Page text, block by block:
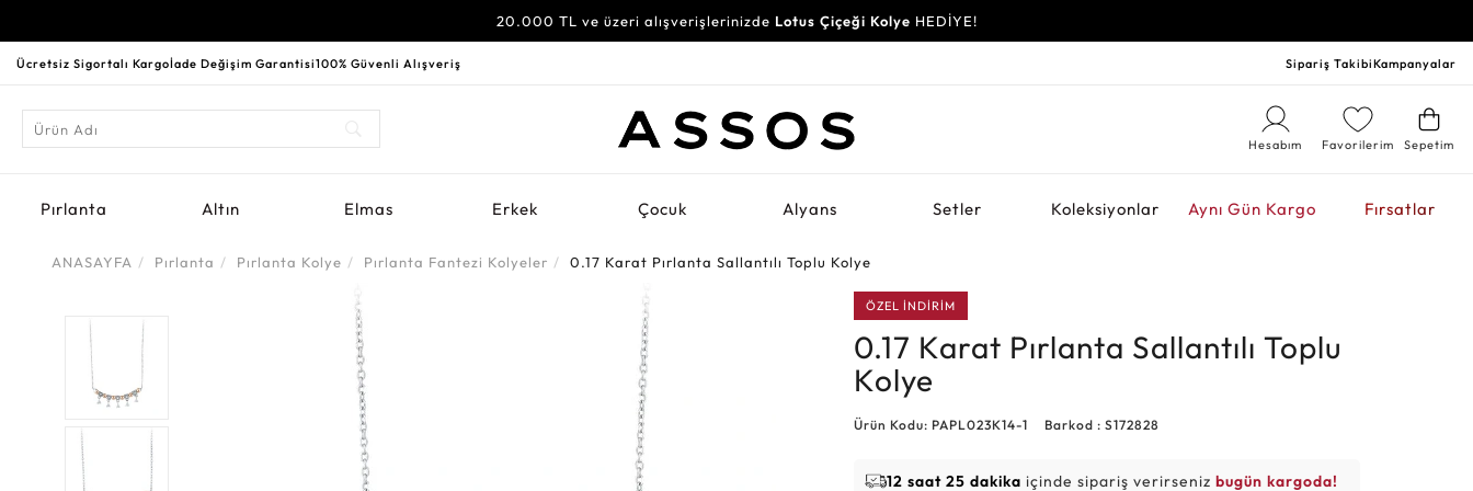
20.000 TL ve üzeri alışverişlerinizde Lotus Çiçeği Kolye HEDİYE!
Ücretsiz Sigortalı Kargoİade Değişim Garantisi100% Güvenli Alışveriş Sipariş TakibiKampanyalar
Sepetim
Favorilerim
Hesabım
Pırlanta Altın Elmas Erkek Çocuk Alyans Setler Koleksiyonlar Aynı Gün Kargo Fırsatlar
ANASAYFA Pırlanta Pırlanta Kolye Pırlanta Fantezi Kolyeler 0.17 Karat Pırlanta Sallantılı Toplu Kolye
ÖZEL İNDİRİM
0.17 Karat Pırlanta Sallantılı Toplu
Kolye
Ürün Kodu: PAPL023K14-1 Barkod : S172828
12 saat 25 dakika içinde sipariş verirsenizbugün kargoda!